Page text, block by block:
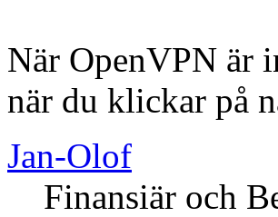
När OpenVPN är
när du klickar på
Jan-Olof
Finansiär och